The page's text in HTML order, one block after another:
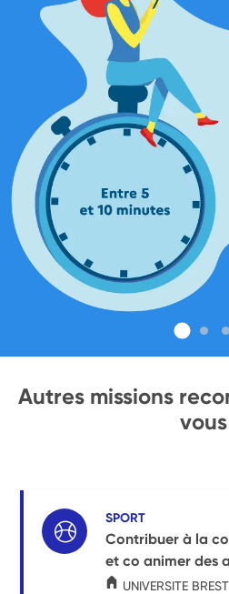
Autres missions
vous
SPORT
Contribuer à la
et co animer des
UNIVERSITE